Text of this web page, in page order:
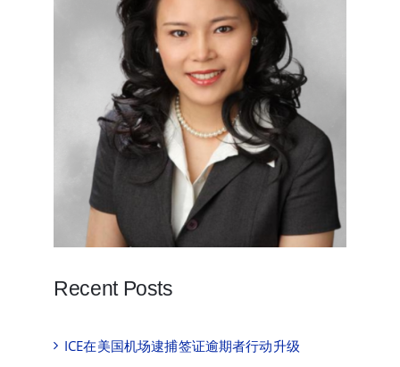
Recent Posts
ICE在美国机场逮捕签证逾期者行动升级